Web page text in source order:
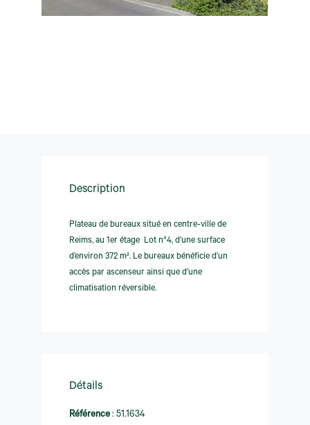
Description
Plateau de bureaux situé en centre‑ville de
Reims, au 1er étage  Lot n°4, d’une surface
d’environ 372 m². Le bureaux bénéficie d’un
accès par ascenseur ainsi que d’une
climatisation réversible.
Détails
Référence : 51.1634